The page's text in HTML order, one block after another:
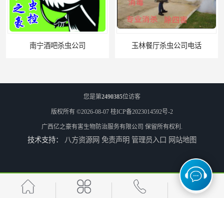
玉林餐厅杀虫公司电话 北海市上门杀虫
崇左市扶绥县工厂杀虫 河池市游乐园杀虫
您是第2490385位访客
版权所有 ©2026-08-07 桂ICP备2023014592号-2
广西亿之豪有害生物防治服务有限公司 保留所有权利.
技术支持： 八方资源网 免责声明 管理员入口 网站地图